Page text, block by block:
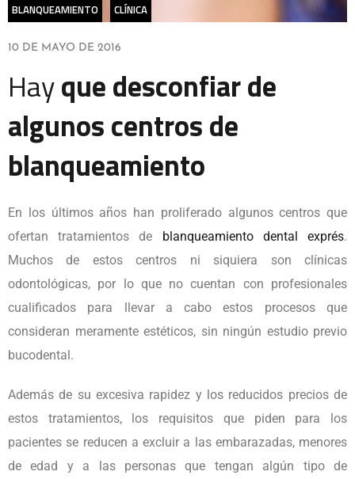
BLANQUEAMIENTO CLÍNICA
10 DE MAYO DE 2016
Hayque desconfiar de
algunos centros de
blanqueamiento
En los últimos años han proliferado algunos centros que
ofertan tratamientos de blanqueamiento dental exprés.
Muchos de estos centros ni siquiera son clínicas
odontológicas, por lo que no cuentan con profesionales
cualificados para llevar a cabo estos procesos que
consideran meramente estéticos, sin ningún estudio previo
bucodental.
Además de su excesiva rapidez y los reducidos precios de
estos tratamientos, los requisitos que piden para los
pacientes se reducen a excluir a las embarazadas, menores
de edad y a las personas que tengan algún tipo de